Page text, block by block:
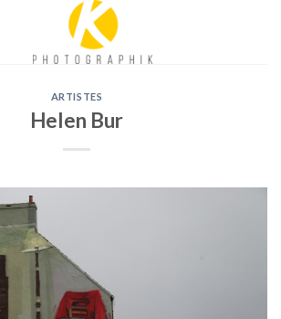
ARTISTES
Helen Bur